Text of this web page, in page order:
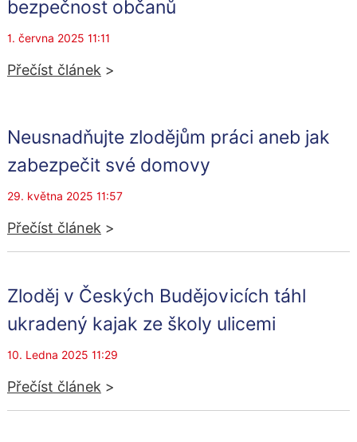
bezpečnost občanů
1. června 2025 11:11
Přečíst článek >
Neusnadňujte zlodějům práci aneb jak
zabezpečit své domovy
29. května 2025 11:57
Přečíst článek >
Zloděj v Českých Budějovicích táhl
ukradený kajak ze školy ulicemi
10. Ledna 2025 11:29
Přečíst článek >